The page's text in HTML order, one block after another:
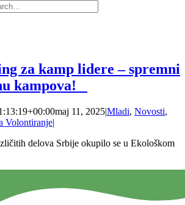
za kamp lidere – spremni
kampova!
maj 11, 2025|Mladi, Novosti,
Volontiranje|
delova Srbije okupilo se u Ekološkom